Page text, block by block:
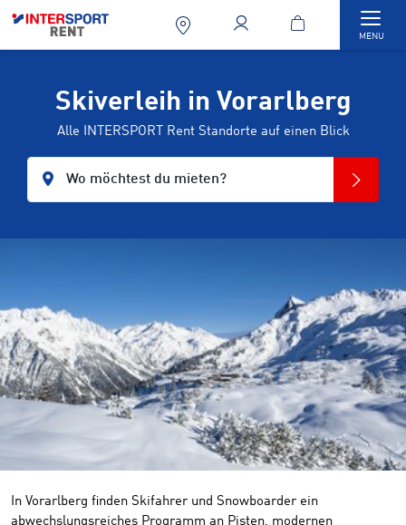
MENU
Skiverleih in Vorarlberg
Alle INTERSPORT Rent Standorte auf einen Blick
Wo möchtest du mieten?
In Vorarlberg finden Skifahrer und Snowboarder ein
abwechslungsreiches Programm an Pisten, modernen